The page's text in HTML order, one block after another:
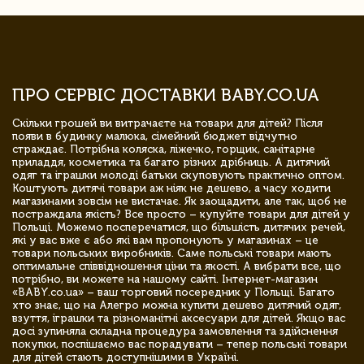
ПРО СЕРВІС ДОСТАВКИ BABY.CO.UA
Скільки грошей ви витрачаєте на товари для дітей? Після
появи в будинку малюка, сімейний бюджет відчутно
страждає. Потрібна коляска, ліжечко, горщик, санітарне
приладдя, косметика та багато різних дрібниць. А дитячий
одяг та іграшки молоді батьки скуповують практично оптом.
Коштують дитячі товари аж ніяк не дешево, а часу ходити
магазинами зовсім не вистачає. Як заощадити, але так, щоб не
постраждала якість? Все просто – купуйте товари для дітей у
Польщі. Можемо посперечатися, що більшість дитячих речей,
які у вас вже є або які вам пропонують у магазинах – це
товари польських виробників. Саме польські товари мають
оптимальне співвідношення ціни та якості. А вибрати все, що
потрібно, ви можете на нашому сайті. Інтернет-магазин
«BABY.co.ua» – ваш торговий посередник у Польщі. Багато
хто знає, що на Алегро можна купити дешево дитячий одяг,
взуття, іграшки та різноманітні аксесуари для дітей. Якщо вас
досі зупиняла складна процедура замовлення та здійснення
покупки, поспішаємо вас порадувати – тепер польські товари
для дітей стають доступнішими в Україні.